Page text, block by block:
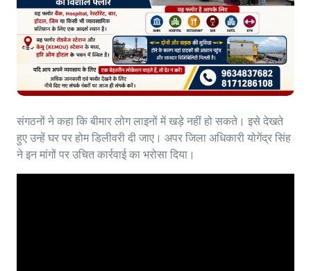
संगठनों ने कहा कि बीमार लोग लाइनों में खड़े नहीं हो सकते। इसे देखते
हुए उन्हें घर पर होम डिलीवरी दी जाए। अपर जिला अधिकारी योगेंद्र सिंह
ने इन मांगों पर उचित कार्रवाई का भरोसा दिया।